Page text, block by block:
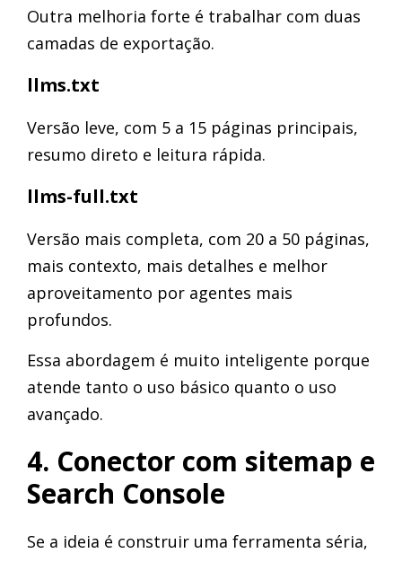
Outra melhoria forte é trabalhar com duas
camadas de exportação.
llms.txt
Versão leve, com 5 a 15 páginas principais,
resumo direto e leitura rápida.
llms-full.txt
Versão mais completa, com 20 a 50 páginas,
mais contexto, mais detalhes e melhor
aproveitamento por agentes mais
profundos.
Essa abordagem é muito inteligente porque
atende tanto o uso básico quanto o uso
avançado.
4. Conector com sitemap e
Search Console
Se a ideia é construir uma ferramenta séria,